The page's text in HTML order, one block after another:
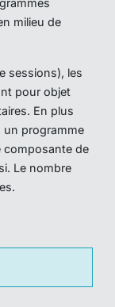
milieu de
sessions), les
pour objet
En plus
un programme
composante de
Le nombre